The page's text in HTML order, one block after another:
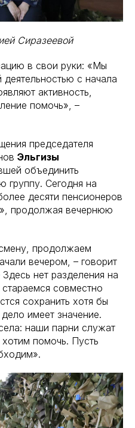
Сиразеевой
в свои руки: «Мы
с начала
активность,
помочь», –
председателя
Эльгизы
объединить
группу. Сегодня на
десяти пенсионеров
продолжая вечернюю
продолжаем
вечером, – говорит
Здесь нет разделения на
совместно
сохранить хотя бы
имеет значение.
наши парни служат
помочь. Пусть